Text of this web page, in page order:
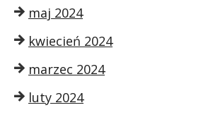
maj 2024
kwiecień 2024
marzec 2024
luty 2024